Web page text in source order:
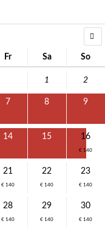
Fr Sa So
1 2
7 8 9
14 15 16
€ 140
21
€ 140
22
€ 140
23
€ 140
28
€ 140
29
€ 140
30
€ 140